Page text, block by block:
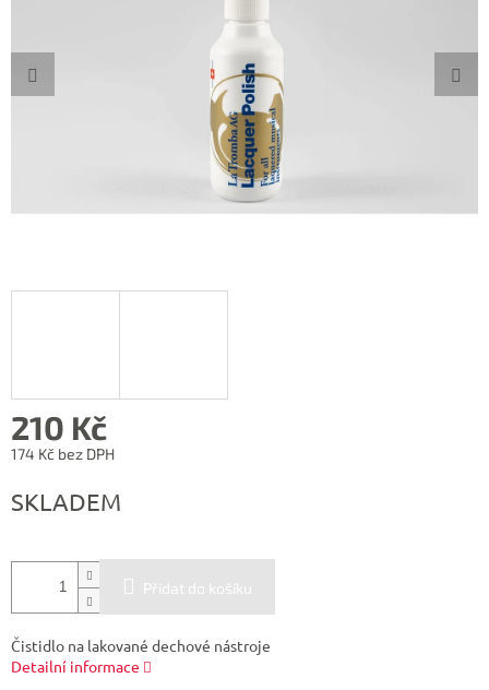
210 Kč
174 Kč bez DPH
cena:
SKLADEM
Přidat do košíku
Čistidlo na lakované dechové nástroje
Detailní informace